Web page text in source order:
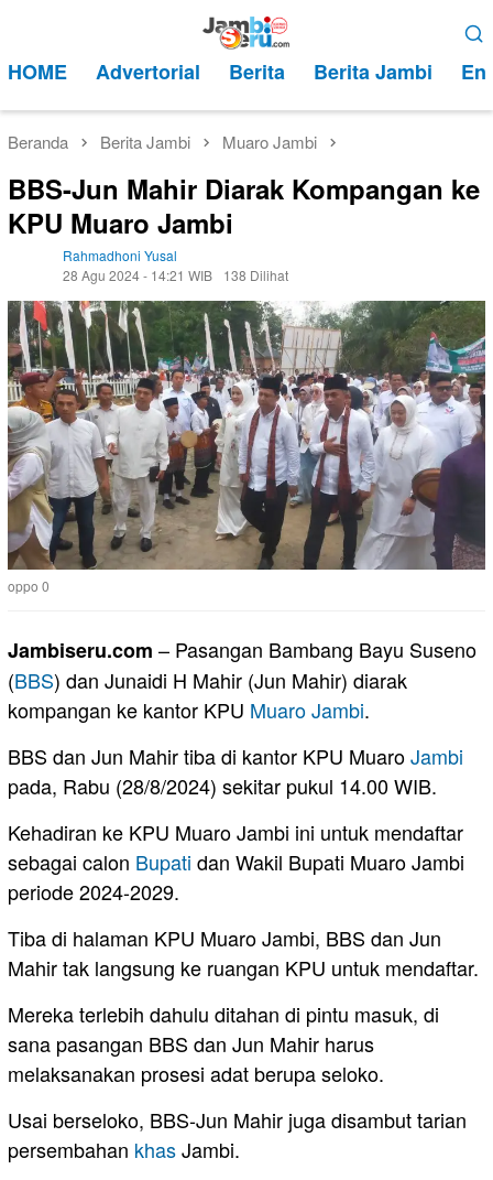
kontenMobile
HOME Advertorial Berita Berita Jambi
Beranda Berita Jambi Muaro Jambi
BBS-Jun Mahir Diarak Kompangan ke
KPU Muaro Jambi
Rahmadhoni Yusal
28 Agu 2024 - 14:21 WIB
138 Dilihat
oppo 0
Jambiseru.com – Pasangan Bambang Bayu Suseno
(BBS) dan Junaidi H Mahir (Jun Mahir) diarak
kompangan ke kantor KPU Muaro Jambi.
BBS dan Jun Mahir tiba di kantor KPU MuaroJambi
pada, Rabu (28/8/2024) sekitar pukul 14.00 WIB.
Kehadiran ke KPU Muaro Jambi ini untuk mendaftar
sebagai calon Bupati dan Wakil Bupati Muaro Jambi
periode 2024-2029.
Tiba di halaman KPU Muaro Jambi, BBS dan Jun
Mahir tak langsung ke ruangan KPU untuk mendaftar.
Mereka terlebih dahulu ditahan di pintu masuk, di
sana pasangan BBS dan Jun Mahir harus
melaksanakan prosesi adat berupa seloko.
Usai berseloko, BBS-Jun Mahir juga disambut tarian
persembahan khasJambi.